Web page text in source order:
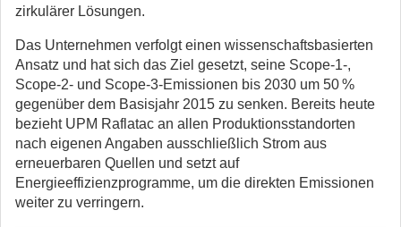
zirkulärer Lösungen.
Das Unternehmen verfolgt einen wissenschaftsbasierten
Ansatz und hat sich das Ziel gesetzt, seine Scope-1-,
Scope-2- und Scope-3-Emissionen bis 2030 um 50 %
gegenüber dem Basisjahr 2015 zu senken. Bereits heute
bezieht UPM Raflatac an allen Produktionsstandorten
nach eigenen Angaben ausschließlich Strom aus
erneuerbaren Quellen und setzt auf
Energieeffizienzprogramme, um die direkten Emissionen
weiter zu verringern.